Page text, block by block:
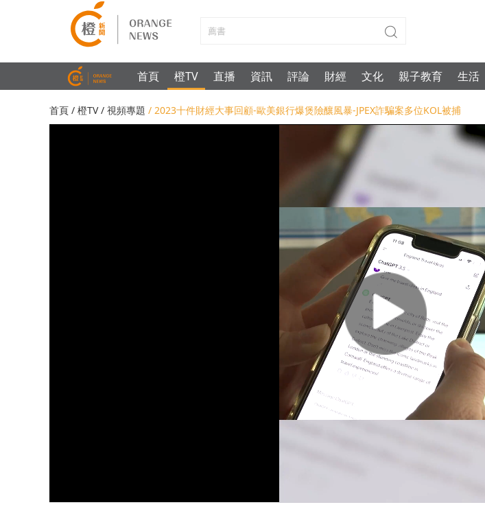
首頁 橙TV 直播 資訊 評論 財經 文化 親子教育 生活
首頁 / 橙TV/ 視頻專題 / 2023十件財經大事回顧-歐美銀行爆煲險釀風暴-JPEX詐騙案多位KOL被捕